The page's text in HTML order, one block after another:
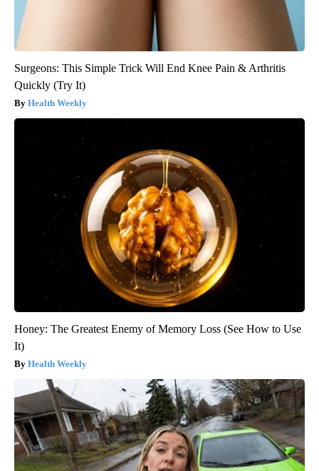
Surgeons: This Simple Trick Will End Knee Pain & Arthritis
Quickly (Try It)
Health Weekly
Honey: The Greatest Enemy of Memory Loss (See How to Use
It)
Health Weekly